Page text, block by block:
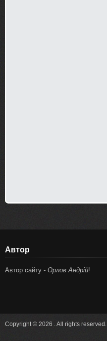
Автор
Автор сайту - Орлов Андрій!
Copyright © 2026 . All rights reserved.